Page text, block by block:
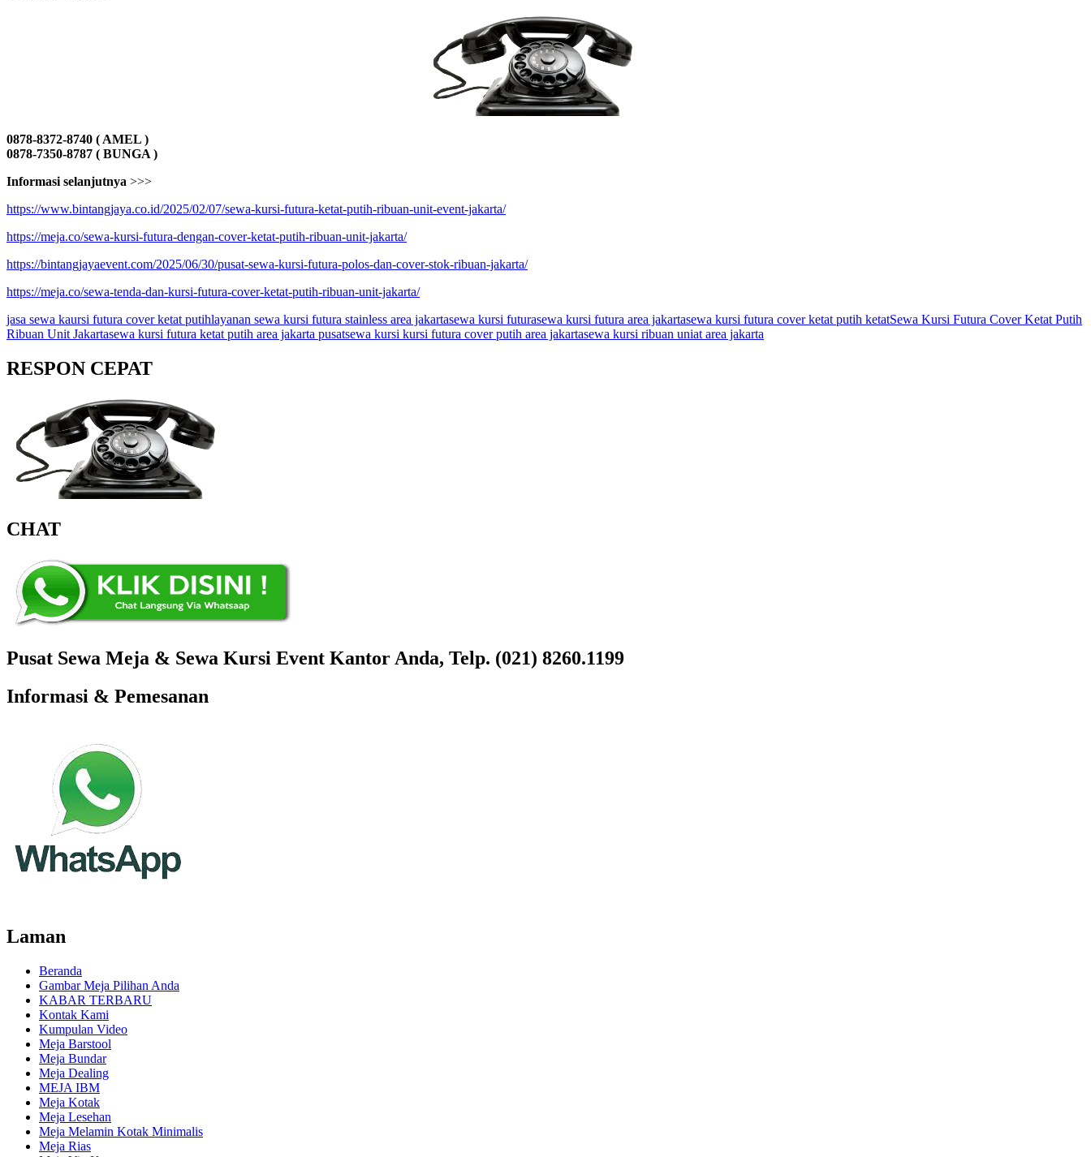
0878-8372-8740 ( AMEL )
0878-7350-8787 ( BUNGA )
Informasi selanjutnya >>>
https://www.bintangjaya.co.id/2025/02/07/sewa-kursi-futura-ketat-putih-ribuan-unit-event-jakarta/
https://meja.co/sewa-kursi-futura-dengan-cover-ketat-putih-ribuan-unit-jakarta/
https://bintangjayaevent.com/2025/06/30/pusat-sewa-kursi-futura-polos-dan-cover-stok-ribuan-jakarta/
https://meja.co/sewa-tenda-dan-kursi-futura-cover-ketat-putih-ribuan-unit-jakarta/
jasa sewa kaursi futura cover ketat putihlayanan sewa kursi futura stainless area jakartasewa kursi futurasewa kursi futura area jakartasewa kursi futura cover ketat putih ketatSewa Kursi Futura Cover Ketat Putih
Ribuan Unit Jakartasewa kursi futura ketat putih area jakarta pusatsewa kursi kursi futura cover putih area jakartasewa kursi ribuan uniat area jakarta
RESPON CEPAT
CHAT
Pusat Sewa Meja & Sewa Kursi Event Kantor Anda, Telp. (021) 8260.1199
Informasi & Pemesanan
Laman
Beranda
Gambar Meja Pilihan Anda
KABAR TERBARU
Kontak Kami
Kumpulan Video
Meja Barstool
Meja Bundar
Meja Dealing
MEJA IBM
Meja Kotak
Meja Lesehan
Meja Melamin Kotak Minimalis
Meja Rias